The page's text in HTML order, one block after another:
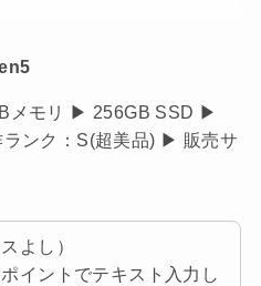
メモリ ▶ 256GB SSD ▶
ンク：S(超美品) ▶ 販売サ
よし）
イントでテキスト入力し